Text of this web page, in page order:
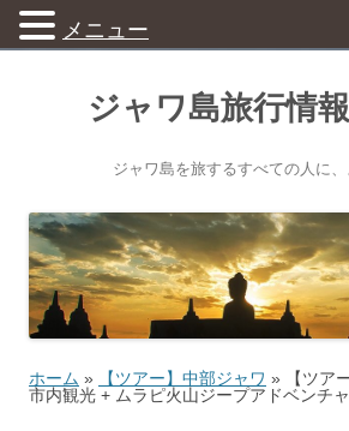
ジャワ島旅行情
ジャワ島を旅するすべての人に、
ホーム » 【ツアー】中部ジャワ » 【ツア
市内観光 + ムラピ火山ジープアドベンチ
メニュー